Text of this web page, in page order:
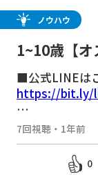
ノウハウ
1~10歳【
強い心を育
Uの子育て
■公式LINEは
https://bit.ly/
■TERU先生の
https://teru-
3~8歳対象の
7回視聴 ・ 1年前
0